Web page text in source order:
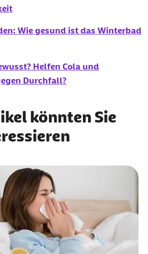
Wie gesund ist das Winterbad
Helfen Cola und
Durchfall?
könnten Sie